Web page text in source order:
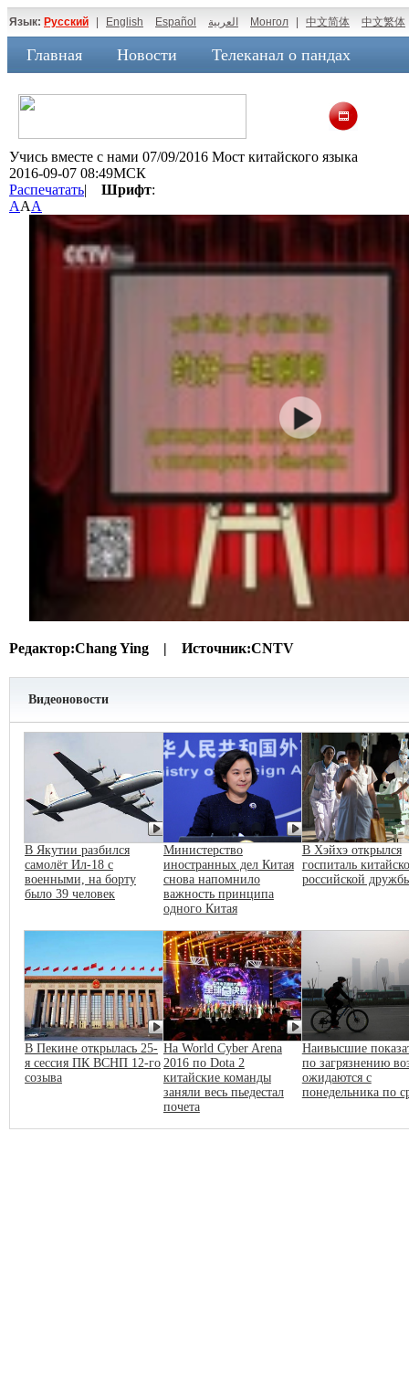
Язык: Русский English Español العربية Монгол 中文简体 中文繁体
Главная Новости Телеканал о пандах
Учись вместе с нами 07/09/2016 Мост китайского языка
2016-09-07 08:49МСК
Распечатать| Шрифт:
AAA
Редактор:Chang Ying | Источник:CNTV
Видеоновости
В Якутии разбился
самолёт Ил-18 с
военными, на борту
было 39 человек
Министерство
иностранных дел Китая
снова напомнило
важность принципа
одного Китая
В Хэйхэ открылся
госпиталь
российской
В Пекине открылась 25-
я сессия ПК ВСНП 12-го
созыва
На World Cyber Arena
2016 по Dota 2
китайские команды
заняли весь пьедестал
почета
Наивысшие
по загрязнению
ожидаются с
понедельника по